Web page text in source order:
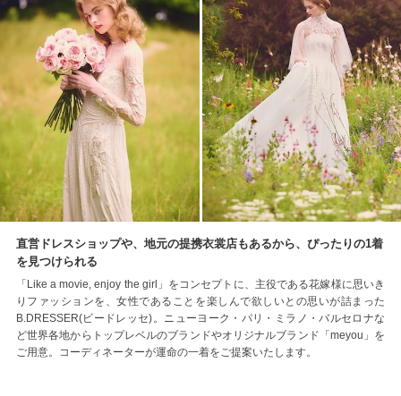
直営ドレスショップや、地元の提携衣裳店もあるから、ぴったりの1着
を見つけられる
「Like a movie, enjoy the girl」をコンセプトに、主役である花嫁様に思いき
りファッションを、女性であることを楽しんで欲しいとの思いが詰まった
B.DRESSER(ビードレッセ)。ニューヨーク・パリ・ミラノ・バルセロナな
ど世界各地からトップレベルのブランドやオリジナルブランド「meyou」を
ご用意。コーディネーターが運命の一着をご提案いたします。